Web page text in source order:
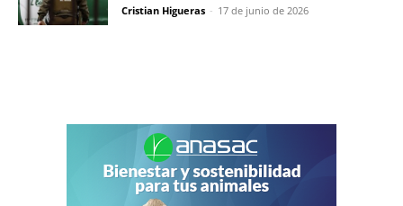
Cristian Higueras - 17 de junio de 2026